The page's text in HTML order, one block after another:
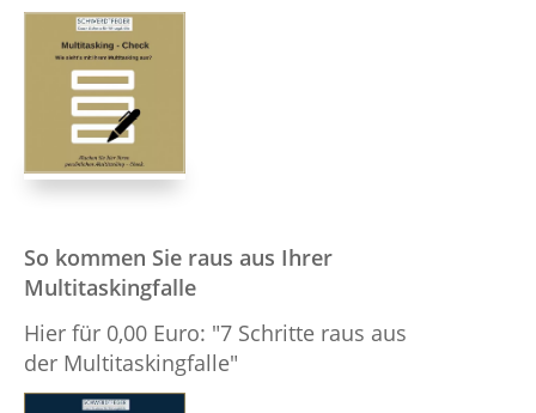
So kommen Sie raus aus Ihrer
Multitaskingfalle
Hier für 0,00 Euro: "7 Schritte raus aus
der Multitaskingfalle"